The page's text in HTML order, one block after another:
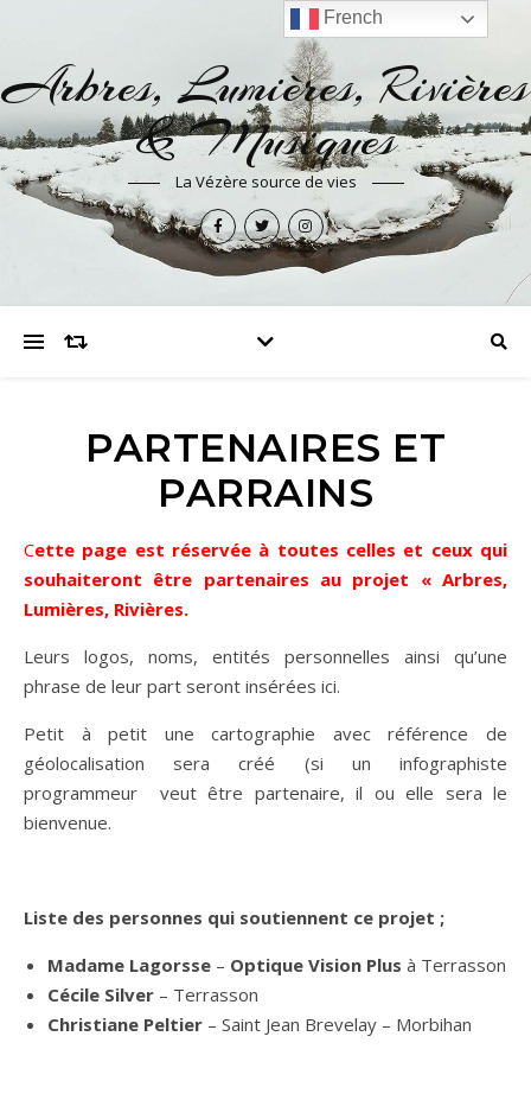
Arbres, Lumières, Rivières
& Musiques
La Vézère source de vies
PARTENAIRES ET
PARRAINS
Cette page est réservée à toutes celles et ceux qui
souhaiteront être partenaires au projet « Arbres,
Lumières, Rivières.
Leurs logos, noms, entités personnelles ainsi qu’une
phrase de leur part seront insérées ici.
Petit à petit une cartographie avec référence de
géolocalisation sera créé (si un infographiste
programmeur veut être partenaire, il ou elle sera le
bienvenue.
Liste des personnes qui soutiennent ce projet ;
Madame Lagorsse – Optique Vision Plus à Terrasson
Cécile Silver – Terrasson
Christiane Peltier – Saint Jean Brevelay – Morbihan
French